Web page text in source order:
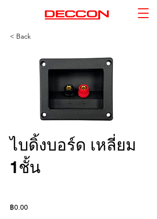
< Back
ไบดิ้งบอร์ด เหลี่ยม
1ชั้น
฿0.00